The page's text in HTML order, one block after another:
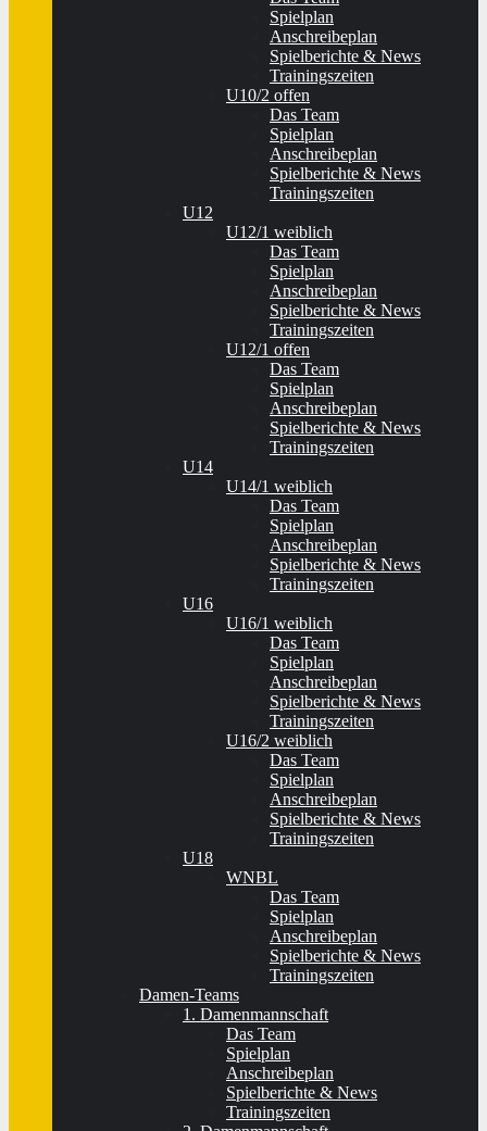
Spielplan
Anschreibeplan
Spielberichte & News
Trainingszeiten
U10/2 offen
Das Team
Spielplan
Anschreibeplan
Spielberichte & News
Trainingszeiten
U12
U12/1 weiblich
Das Team
Spielplan
Anschreibeplan
Spielberichte & News
Trainingszeiten
U12/1 offen
Das Team
Spielplan
Anschreibeplan
Spielberichte & News
Trainingszeiten
U14
U14/1 weiblich
Das Team
Spielplan
Anschreibeplan
Spielberichte & News
Trainingszeiten
U16
U16/1 weiblich
Das Team
Spielplan
Anschreibeplan
Spielberichte & News
Trainingszeiten
U16/2 weiblich
Das Team
Spielplan
Anschreibeplan
Spielberichte & News
Trainingszeiten
U18
WNBL
Das Team
Spielplan
Anschreibeplan
Spielberichte & News
Trainingszeiten
Damen-Teams
1. Damenmannschaft
Das Team
Spielplan
Anschreibeplan
Spielberichte & News
Trainingszeiten